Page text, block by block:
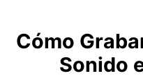
Consejos sobre la IA
Empieza
Empresa
Cómo
Sonido